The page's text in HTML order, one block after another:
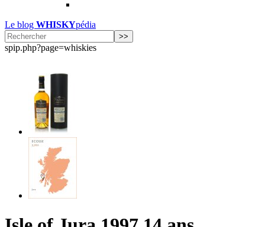
Le blog WHISKYpédia
spip.php?page=whiskies